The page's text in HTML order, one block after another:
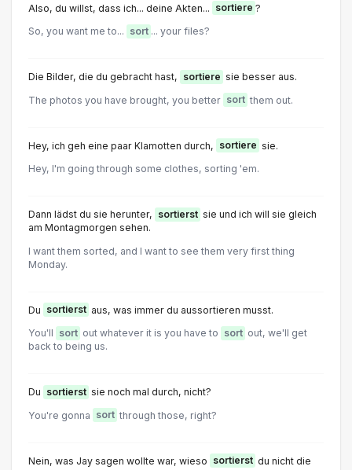
Also, du willst, dass ich... deine Akten... sortiere ?
So, you want me to... sort ... your files?
Die Bilder, die du gebracht hast, sortiere sie besser aus.
The photos you have brought, you better sort them out.
Hey, ich geh eine paar Klamotten durch, sortiere sie.
Hey, I'm going through some clothes, sorting 'em.
Dann lädst du sie herunter, sortierst sie und ich will sie gleich
am Montagmorgen sehen.
I want them sorted, and I want to see them very first thing
Monday.
Du sortierst aus, was immer du aussortieren musst.
You'll sort out whatever it is you have to sort out, we'll get
back to being us.
Du sortierst sie noch mal durch, nicht?
You're gonna sort through those, right?
Nein, was Jay sagen wollte war, wieso sortierst du nicht die